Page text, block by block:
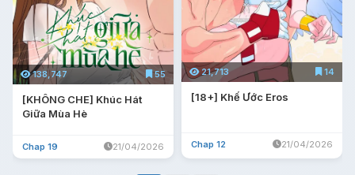
138,747 55
[KHÔNG CHE] Khúc Hát
Giữa Mùa Hè
Chap 19 21/04/2026
21,713 14
[18+] Khế Ước Eros
Chap 12 21/04/2026